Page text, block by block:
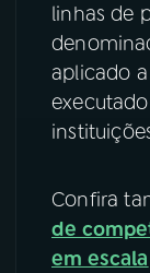
08
ACOMPANHE A
YouTube
Instagram
linhas de
aplicado
Confira
de
em escala